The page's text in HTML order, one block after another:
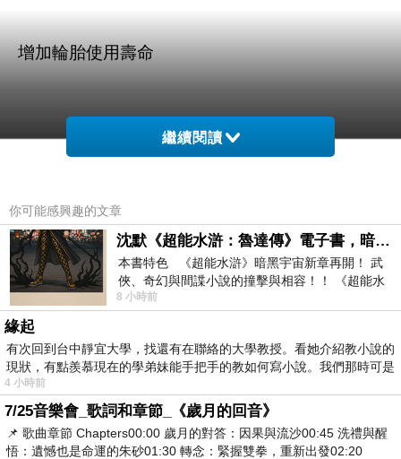
增加輪胎使用壽命
安伯特 胎壓偵測氣嘴蓋
特性說明
最新實用的胎壓偵測氣嘴蓋在這報給您..
相信各位愛車的朋友都知道爆胎的危險性，若是輪胎破裂漏氣能提前發現
實也可以很輕鬆的喔!
繼續閱讀
你可能感興趣的文章
沈默《超能水滸：魯達傳》電子書，暗黑宇宙新章，一一五年八月璀璨上架！
本書特色 《超能水滸》暗黑宇宙新章再開！ 武
俠、奇幻與間諜小說的撞擊與相容！！ 《超能水
滸》系列第四部變幻登場
8 小時前
緣起
有次回到台中靜宜大學，找還有在聯絡的大學教授。看她介紹教小說的
現狀，有點羨慕現在的學弟妹能手把手的教如何寫小說。我們那時可是
4 小時前
7/25音樂會_歌詞和章節_《歲月的回音》
📌 歌曲章節 Chapters00:00​ 歲月的對答：因果與流沙00:45​ 洗禮與醒
悟：遺憾也是命運的朱砂01:30​ 轉念：緊握雙拳，重新出發02:20